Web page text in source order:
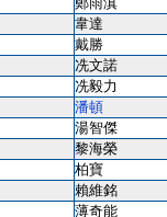
韋達
戴勝
冼文諾
冼毅力
潘頓
湯智傑
黎海榮
柏寶
賴維銘
薄奇能